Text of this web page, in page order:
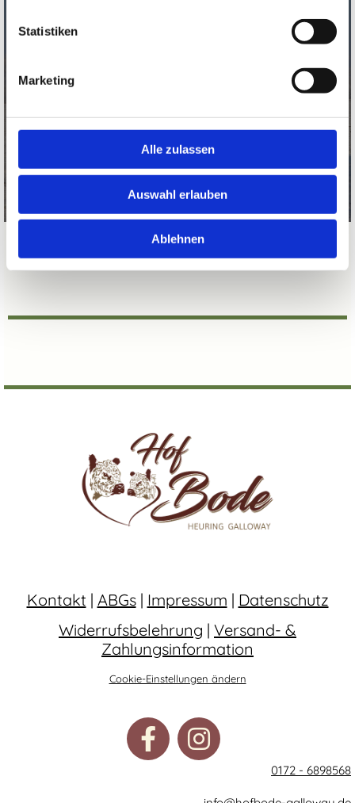
Statistiken
Marketing
Alle zulassen
Auswahl erlauben
Ablehnen
nachhaltigen Landwirtschaft
Unsere Galloways sind das Herzstück unseres
und der beeindruckenden Robustheit passen
Kontakt | ABGs| Impressum | Datenschutz
Widerrufsbelehrung | Versand- &
Zahlungsinformation
Cookie-Einstellungen ändern
0172 - 6898568